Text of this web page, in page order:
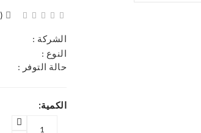
(0 التقييمات)
الشركة :
النوع :
حالة التوفر :
الكمية: